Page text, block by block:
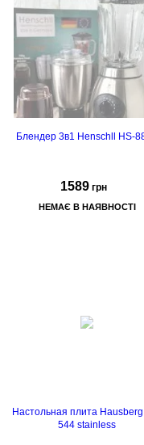
Об'єм: 48 л, потужність
Вт
корпус: нержавіюча
подвійне скло,
виробник: Туреччина
Блендер 3в1 Henschll HS-
1589 грн
НЕМАЄ В НАЯВНОСТІ
блендера із нержавіючої
Настольная плита
544 stainless